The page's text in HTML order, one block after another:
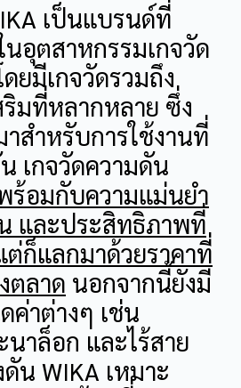
เป็นแบรนด์ที่
นอุตสาหกรรมเกจวัด
ยมีเกจวัดรวมถึง
มที่หลากหลาย ซึ่ง
สำหรับการใช้งานที่
เกจวัดความดัน
ร้อมกับความแม่นยำ
และประสิทธิภาพที่
ต่ก็แลกมาด้วยราคาที่
ตลาด นอกจากนี้ยังมี
ค่าต่างๆ เช่น
าล็อก และไร้สาย
ดัน WIKA เหมาะ